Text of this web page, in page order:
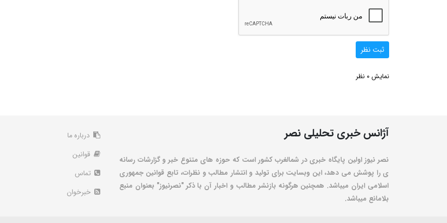
ثبت نظر
نمایش 0 نظر
آژانس خبری تحلیلی نصر
نصر نیوز اولین پایگاه خبری در شمالغرب کشور است که حوزه های متنوع خبر و گزارشات رسانه
ی را پوشش می دهد، این وبسایت برای تولید و انتشار مطالب و نظرات، تابع قوانین جمهوری
اسلامی ایران میباشد. همچنین هرگونه بازنشر مطالب و اخبار آن با ذکر "نصرنیوز" بعنوان منبع
بلامانع میباشد.
درباره ما
قوانین
تماس
خبرخوان